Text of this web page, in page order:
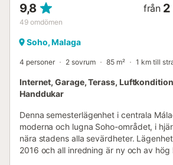
9,8
49 omdömen
från 2
Soho, Malaga
4 personer 2 sovrum 85 m² 1 km till
Internet, Garage, Terass,
Handdukar
Denna semesterlägenhet i centrala
moderna och lugna Soho-området, i
nära stadens alla sevärdheter.
2016 och all inredning är ny och av